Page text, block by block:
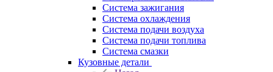
Система зажигания
Система охлаждения
Система подачи воздуха
Система подачи топлива
Система смазки
Кузовные детали